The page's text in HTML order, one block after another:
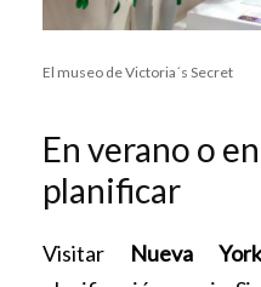
El museo de Victoria´s Secret
En verano o
planificar
Visitar Nueva York